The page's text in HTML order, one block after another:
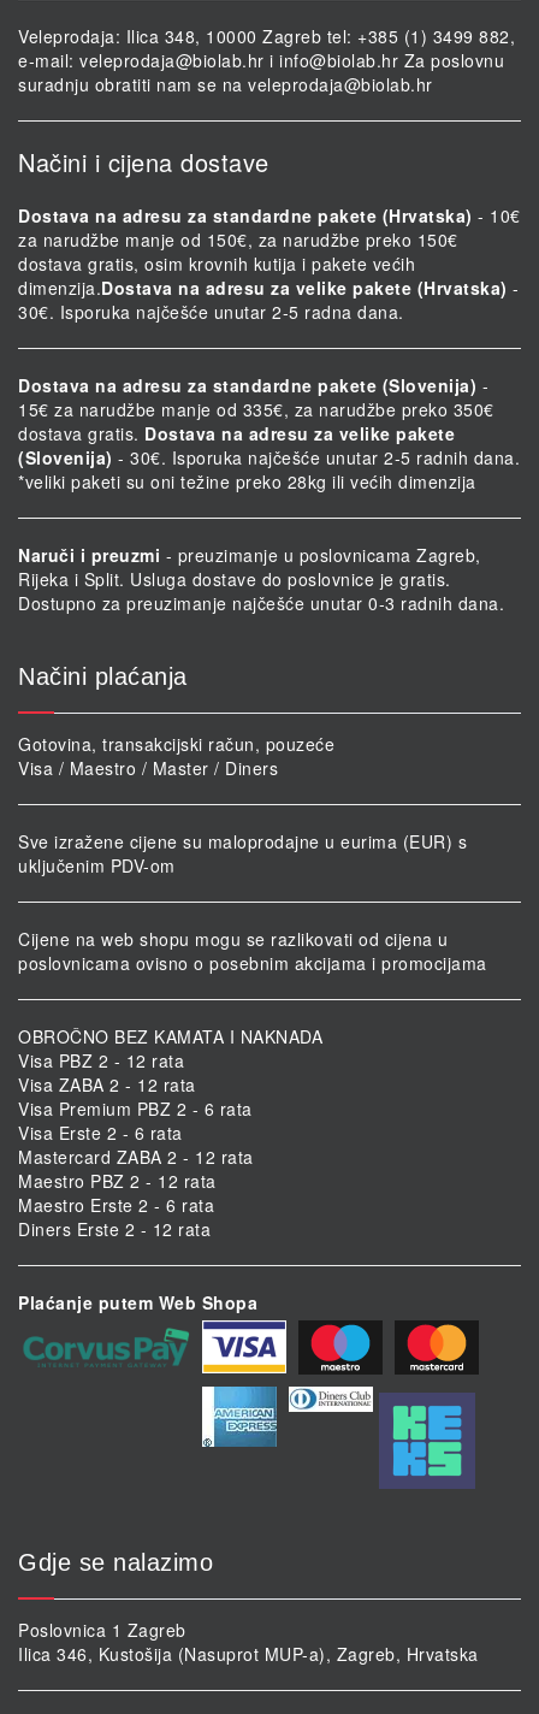
Veleprodaja: Ilica 348, 10000 Zagreb tel: +385 (1) 3499 882,
e-mail: veleprodaja@biolab.hr i info@biolab.hr Za poslovnu
suradnju obratiti nam se na veleprodaja@biolab.hr
Načini i cijena dostave
Dostava na adresu za standardne pakete (Hrvatska) - 10€
za narudžbe manje od 150€, za narudžbe preko 150€
dostava gratis, osim krovnih kutija i pakete većih
dimenzija.Dostava na adresu za velike pakete (Hrvatska) -
30€. Isporuka najčešće unutar 2-5 radna dana.
Dostava na adresu za standardne pakete (Slovenija) -
15€ za narudžbe manje od 335€, za narudžbe preko 350€
dostava gratis. Dostava na adresu za velike pakete
(Slovenija) - 30€. Isporuka najčešće unutar 2-5 radnih dana.
*veliki paketi su oni težine preko 28kg ili većih dimenzija
Naruči i preuzmi - preuzimanje u poslovnicama Zagreb,
Rijeka i Split. Usluga dostave do poslovnice je gratis.
Dostupno za preuzimanje najčešće unutar 0-3 radnih dana.
Načini plaćanja
Gotovina, transakcijski račun, pouzeće
Visa / Maestro / Master / Diners
Sve izražene cijene su maloprodajne u eurima (EUR) s
uključenim PDV-om
Cijene na web shopu mogu se razlikovati od cijena u
poslovnicama ovisno o posebnim akcijama i promocijama
OBROČNO BEZ KAMATA I NAKNADA
Visa PBZ 2 - 12 rata
Visa ZABA 2 - 12 rata
Visa Premium PBZ 2 - 6 rata
Visa Erste 2 - 6 rata
Mastercard ZABA 2 - 12 rata
Maestro PBZ 2 - 12 rata
Maestro Erste 2 - 6 rata
Diners Erste 2 - 12 rata
Plaćanje putem Web Shopa
Gdje se nalazimo
Poslovnica 1 Zagreb
Ilica 346, Kustošija (Nasuprot MUP-a), Zagreb, Hrvatska